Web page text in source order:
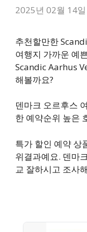
2025년 02월 14일
추천할만한
여행지 가까운 예
Scandic Aarhus
해볼까요?
덴마크 오르후스
한 예약순위 높은
특가 할인 예약 상
위결과예요. 덴마
교 잘하시고 조사